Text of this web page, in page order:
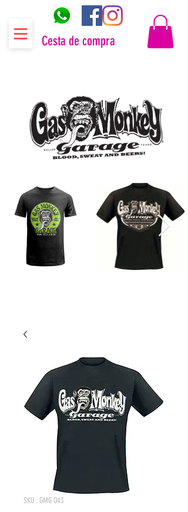
Cesta de compra
SKU : GMG O43